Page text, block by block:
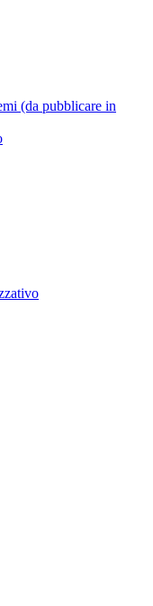
(da pubblicare in